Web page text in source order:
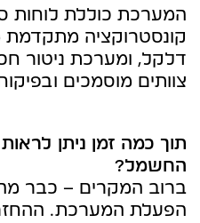
המערכת כוללת לוחות
קונסטרוקציה
דלקל, ומערכת ניטור
צוותים מוסמכים
תוך כמה זמן ניתן
החשמל?
ברוב המקרים – כבר
הפעלת המערכת.